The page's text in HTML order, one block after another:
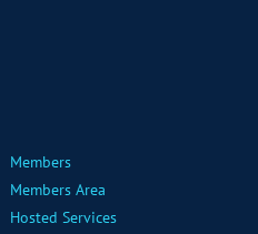
Members
Members Area
Hosted Services